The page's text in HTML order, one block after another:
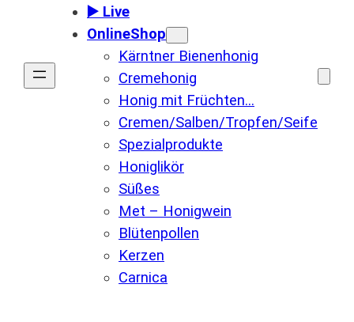
▶️ Live
OnlineShop
Kärntner Bienenhonig
Cremehonig
Honig mit Früchten…
Cremen/Salben/Tropfen/Seife
Spezialprodukte
Honiglikör
Süßes
Met – Honigwein
Blütenpollen
Kerzen
Carnica